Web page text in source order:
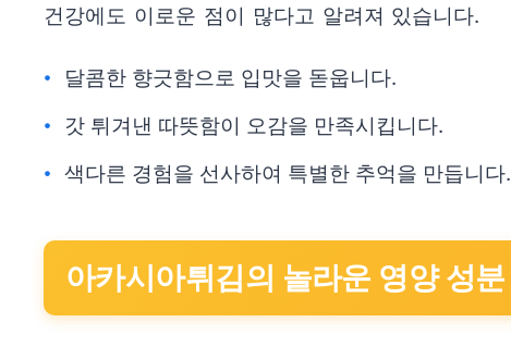
건강에도 이로운 점이 많다고 알려져 있습니다.
달콤한 향긋함으로 입맛을 돋웁니다.
갓 튀겨낸 따뜻함이 오감을 만족시킵니다.
색다른 경험을 선사하여 특별한 추억을 만듭니다.
아카시아튀김의 놀라운 영양 성분